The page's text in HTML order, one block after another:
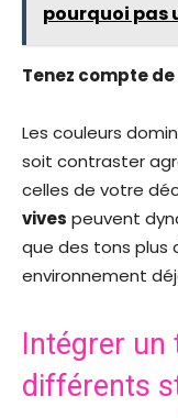
pourquoi pas
Tenez compte
Les couleurs
soit contraster
celles de votre
vives peuvent
que des tons plus
environnement
Intégrer
différents